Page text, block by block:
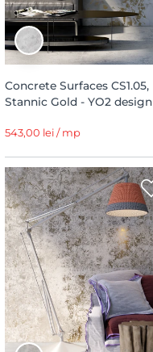
Concrete Surfaces CS1.05,
Stannic Gold - YO2 design
543,00 lei / mp